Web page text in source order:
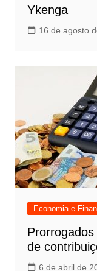
Ykenga
16 de agosto
Economia e
de
6 de abril de